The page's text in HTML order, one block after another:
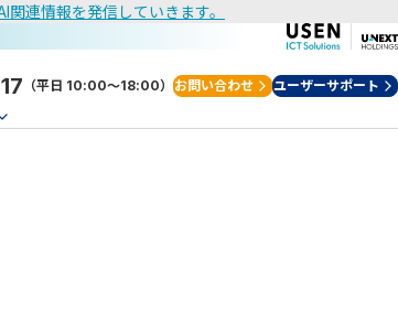
連情報を発信していきます。
（平日 10:00～18:00） お問い合わせ ユーザーサポート